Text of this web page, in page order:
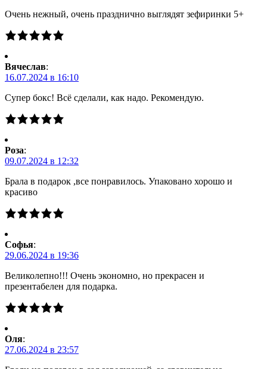
Очень нежный, очень празднично выглядят зефиринки 5+
Вячеслав:
16.07.2024 в 16:10
Супер бокс! Всё сделали, как надо. Рекомендую.
Роза:
09.07.2024 в 12:32
Брала в подарок ,все понравилось. Упаковано хорошо и
красиво
Софья:
29.06.2024 в 19:36
Великолепно!!! Очень экономно, но прекрасен и
презентабелен для подарка.
Оля:
27.06.2024 в 23:57